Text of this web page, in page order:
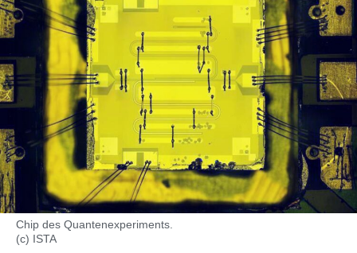
Chip des Quantenexperiments.
(c) ISTA